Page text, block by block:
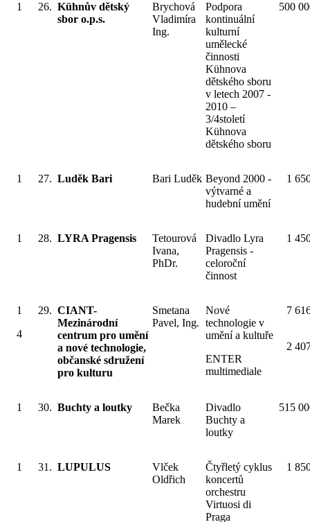
1 26. Kühnův dětský
sbor o.p.s.
Brychová
Vladimíra
Ing.
Podpora
kontinuální
kulturní
umělecké
činnosti
Kühnova
dětského sboru
v letech 2007 -
2010 –
3/4století
Kühnova
dětského sboru
500
1 27. Luděk Bari Bari Luděk Beyond 2000 -
výtvarné a
hudební umění
1
1 28. LYRA Pragensis
Tetourová
Ivana,
PhDr.
Divadlo Lyra
Pragensis -
celoroční
činnost
1
1
4
29. CIANT-
Mezinárodní
centrum pro umění
a nové technologie,
občanské sdružení
pro kulturu
Smetana
Pavel, Ing.
Nové
technologie v
umění a kultuře
ENTER
multimediale
7
2
1 30. Buchty a loutky
Bečka
Marek
Divadlo
Buchty a
loutky
515
1 31. LUPULUS
Vlček
Oldřich
Čtyřletý cyklus
koncertů
orchestru
Virtuosi di
Praga
1